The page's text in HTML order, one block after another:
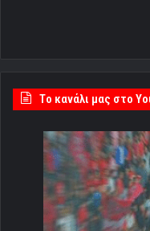
Tο κανάλι μας στο